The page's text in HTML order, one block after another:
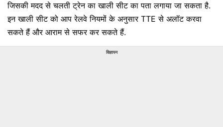
जिसकी मदद से चलती ट्रेन का खाली सीट का पता लगाया जा सकता है.
इन खाली सीट को आप रेलवे नियमों के अनुसार TTE से अलॉट करवा
सकते हैं और आराम से सफर कर सकते हैं.
विज्ञापन